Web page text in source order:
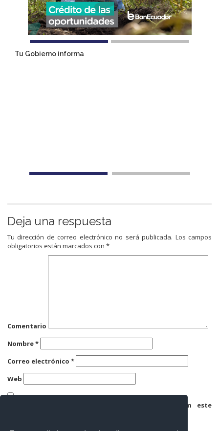
Tu Gobierno informa
Deja una respuesta
Tu dirección de correo electrónico no será publicada. Los campos
obligatorios están marcados con *
Comentario
Nombre*
Correo electrónico *
Web
Guarda mi nombre, correo electrónico y web en este